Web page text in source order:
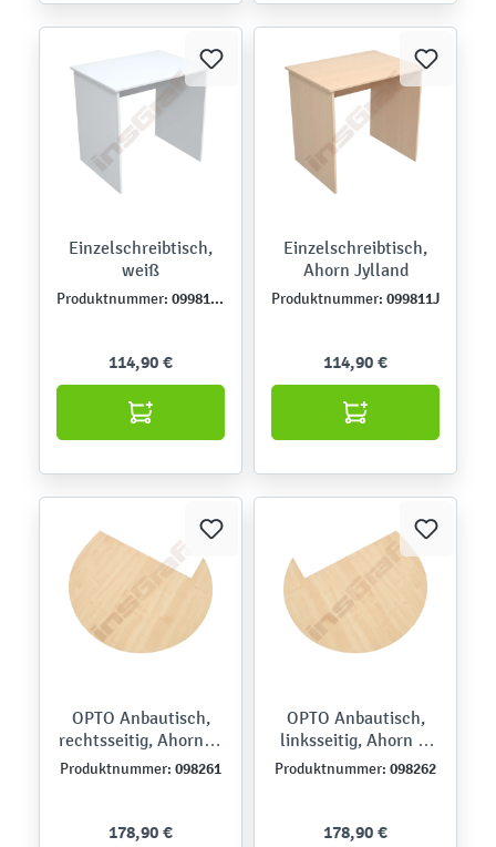
Einzelschreibtisch,
weiß
Produktnummer: 099811W
114,90 €
Einzelschreibtisch,
Ahorn Jylland
Produktnummer: 099811J
114,90 €
OPTO Anbautisch,
rechtsseitig, Ahorn E,
Beine alufarben
Produktnummer: 098261
178,90 €
OPTO Anbautisch,
linksseitig, Ahorn E,
Beine alufarben
Produktnummer: 098262
178,90 €